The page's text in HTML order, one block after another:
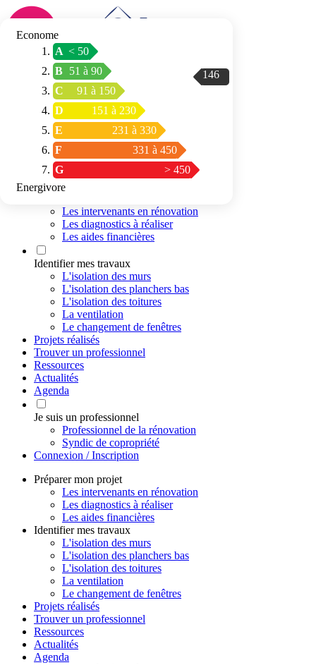
Connexion / Inscription
Trouver mon
espace conseil
Les intervenants en rénovation
Les diagnostics à réaliser
Les aides financières
Identifier mes travaux
L'isolation des murs
L'isolation des planchers bas
L'isolation des toitures
La ventilation
Le changement de fenêtres
Projets réalisés
Trouver un professionnel
Ressources
Actualités
Agenda
Je suis un professionnel
Professionnel de la rénovation
Syndic de copropriété
Connexion / Inscription
Préparer mon projet
Les intervenants en rénovation
Les diagnostics à réaliser
Les aides financières
Identifier mes travaux
L'isolation des murs
L'isolation des planchers bas
L'isolation des toitures
La ventilation
Le changement de fenêtres
Projets réalisés
Trouver un professionnel
Ressources
Actualités
Agenda
Econome
A < 50
B 51 à 90
C
91 à 150
D
151 à 230
E
231 à 330
F
331 à 450
G
> 450
146
Energivore